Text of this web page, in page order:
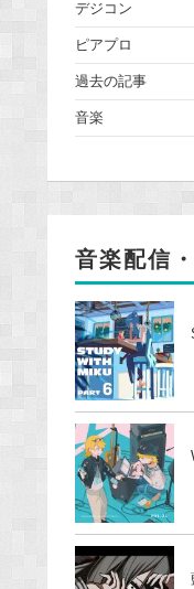
デジコン
ピアプロ
過去の記事
音楽
音楽配信